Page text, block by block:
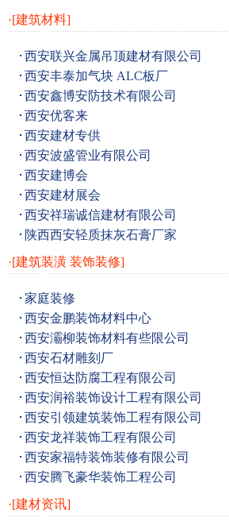
·[建筑材料]
西安联兴金属吊顶建材有限公司
西安丰泰加气块 ALC板厂
西安鑫博安防技术有限公司
西安优客来
西安建材专供
西安波盛管业有限公司
西安建博会
西安建材展会
西安祥瑞诚信建材有限公司
陕西西安轻质抹灰石膏厂家
·[建筑装潢 装饰装修]
家庭装修
西安金鹏装饰材料中心
西安灞柳装饰材料有些限公司
西安石材雕刻厂
西安恒达防腐工程有限公司
西安润裕装饰设计工程有限公司
西安引领建筑装饰工程有限公司
西安龙祥装饰工程有限公司
西安家福特装饰装修有限公司
西安腾飞豪华装饰工程公司
·[建材资讯]